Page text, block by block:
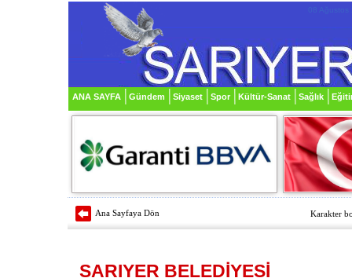
08
ANA SAYFA Gündem Siyaset Spor Kültür-Sanat Sağlık
Ana Sayfaya Dön Karakter
SARIYER BELEDİYESİ